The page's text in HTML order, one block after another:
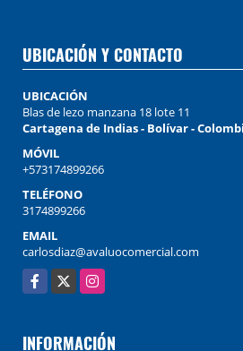
UBICACIÓN Y CONTACTO
UBICACIÓN
Blas de lezo manzana 18 lote 11
Cartagena de Indias - Bolívar -
MÓVIL
+573174899266
TELÉFONO
3174899266
EMAIL
carlosdiaz@avaluocomercial.com
Facebook
X Instagram
INFORMACIÓN